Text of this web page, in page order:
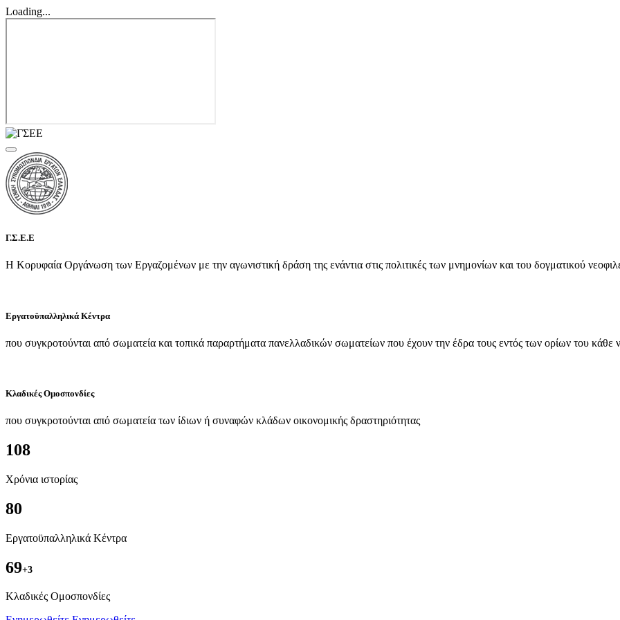
Loading...
Γ.Σ.Ε.Ε
Η Κορυφαία Οργάνωση των Εργαζομένων με την αγωνιστική δράση της ενάντια στις πολιτικές των μνημονίων και του δογματικού
Εργατοϋπαλληλικά Κέντρα
που συγκροτούνται από σωματεία και τοπικά παραρτήματα πανελλαδικών σωματείων που έχουν την έδρα τους εντός των ορίων του κάθε
Κλαδικές Ομοσπονδίες
που συγκροτούνται από σωματεία των ίδιων ή συναφών κλάδων οικονομικής δραστηριότητας
108
Χρόνια ιστορίας
80
Εργατοϋπαλληλικά Κέντρα
69+3
Kλαδικές Ομοσπονδίες